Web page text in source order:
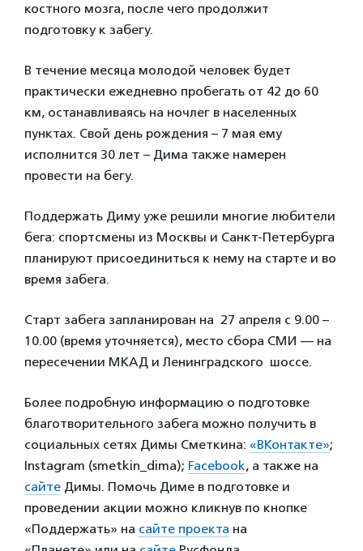
костного мозга, после чего продолжит
подготовку к забегу.
В течение месяца молодой человек будет
практически ежедневно пробегать от 42 до 60
км, останавливаясь на ночлег в населенных
пунктах. Свой день рождения – 7 мая ему
исполнится 30 лет – Дима также намерен
провести на бегу.
Поддержать Диму уже решили многие любители
бега: спортсмены из Москвы и Санкт-Петербурга
планируют присоединиться к нему на старте и во
время забега.
Старт забега запланирован на 27 апреля с 9.00 –
10.00 (время уточняется), место сбора СМИ — на
пересечении МКАД и Ленинградского шоссе.
Более подробную информацию о подготовке
благотворительного забега можно получить в
социальных сетях Димы Сметкина: «ВКонтакте»;
Instagram (smetkin_dima); Facebook, а также на
сайте Димы. Помочь Диме в подготовке и
проведении акции можно кликнув по кнопке
«Поддержать» на сайте проекта на